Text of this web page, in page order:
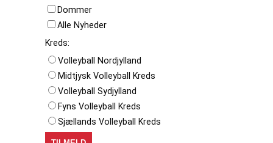
Dommer
Alle Nyheder
Kreds:
Volleyball Nordjylland
Midtjysk Volleyball Kreds
Volleyball Sydjylland
Fyns Volleyball Kreds
Sjællands Volleyball Kreds